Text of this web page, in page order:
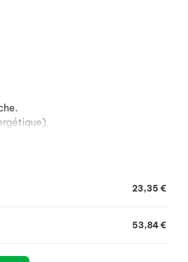
23,35 €
53,84 €